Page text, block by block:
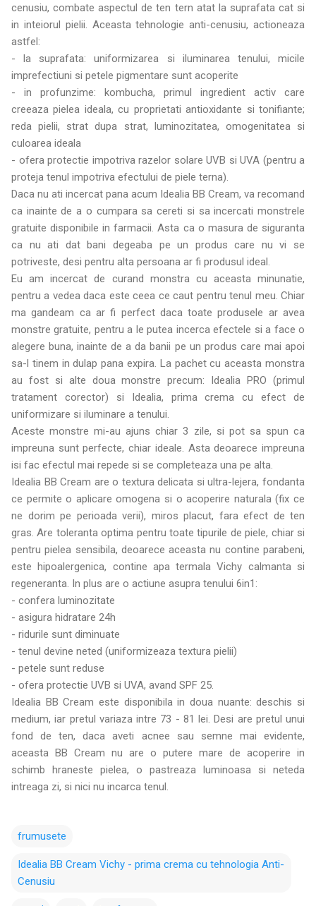
cenusiu, combate aspectul de ten tern atat la suprafata cat si
in inteiorul pielii. Aceasta tehnologie anti-cenusiu, actioneaza
astfel:
- la suprafata: uniformizarea si iluminarea tenului, micile
imprefectiuni si petele pigmentare sunt acoperite
- in profunzime: kombucha, primul ingredient activ care
creeaza pielea ideala, cu proprietati antioxidante si tonifiante;
reda pielii, strat dupa strat, luminozitatea, omogenitatea si
culoarea ideala
- ofera protectie impotriva razelor solare UVB si UVA (pentru a
proteja tenul impotriva efectului de piele terna).
Daca nu ati incercat pana acum Idealia BB Cream, va recomand
ca inainte de a o cumpara sa cereti si sa incercati monstrele
gratuite disponibile in farmacii. Asta ca o masura de siguranta
ca nu ati dat bani degeaba pe un produs care nu vi se
potriveste, desi pentru alta persoana ar fi produsul ideal.
Eu am incercat de curand monstra cu aceasta minunatie,
pentru a vedea daca este ceea ce caut pentru tenul meu. Chiar
ma gandeam ca ar fi perfect daca toate produsele ar avea
monstre gratuite, pentru a le putea incerca efectele si a face o
alegere buna, inainte de a da banii pe un produs care mai apoi
sa-l tinem in dulap pana expira. La pachet cu aceasta monstra
au fost si alte doua monstre precum: Idealia PRO (primul
tratament corector) si Idealia, prima crema cu efect de
uniformizare si iluminare a tenului.
Aceste monstre mi-au ajuns chiar 3 zile, si pot sa spun ca
impreuna sunt perfecte, chiar ideale. Asta deoarece impreuna
isi fac efectul mai repede si se completeaza una pe alta.
Idealia BB Cream are o textura delicata si ultra-lejera, fondanta
ce permite o aplicare omogena si o acoperire naturala (fix ce
ne dorim pe perioada verii), miros placut, fara efect de ten
gras. Are toleranta optima pentru toate tipurile de piele, chiar si
pentru pielea sensibila, deoarece aceasta nu contine parabeni,
este hipoalergenica, contine apa termala Vichy calmanta si
regeneranta. In plus are o actiune asupra tenului 6in1:
- confera luminozitate
- asigura hidratare 24h
- ridurile sunt diminuate
- tenul devine neted (uniformizeaza textura pielii)
- petele sunt reduse
- ofera protectie UVB si UVA, avand SPF 25.
Idealia BB Cream este disponibila in doua nuante: deschis si
medium, iar pretul variaza intre 73 - 81 lei. Desi are pretul unui
fond de ten, daca aveti acnee sau semne mai evidente,
aceasta BB Cream nu are o putere mare de acoperire in
schimb hraneste pielea, o pastreaza luminoasa si neteda
intreaga zi, si nici nu incarca tenul.
frumusete
Idealia BB Cream Vichy - prima crema cu tehnologia Anti-
Cenusiu